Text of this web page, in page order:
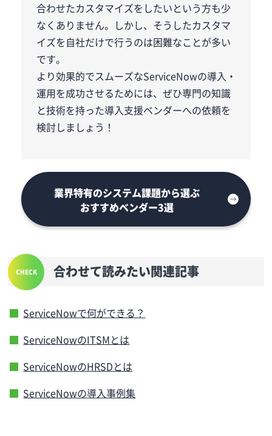
合わせたカスタマイズをしたいという方も少
なくありません。しかし、そうしたカスタマ
イズを自社だけで行うのは困難なことが多い
です。
より効果的でスムーズなServiceNowの導入・
運用を成功させるためには、ぜひ専門の知識
と技術を持った導入支援ベンダーへの依頼を
検討しましょう！
業界特有のシステム課題から選ぶ
おすすめベンダー3選
合わせて読みたい関連記事
ServiceNowで何ができる？
ServiceNowのITSMとは
ServiceNowのHRSDとは
ServiceNowの導入事例集